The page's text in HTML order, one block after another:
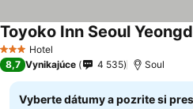
3 Počet hviezdičiek
Hotel
Toyoko Inn Seoul
8,7 Vynikajúce 4 535 Soul
Vyberte dátumy a pozrite si